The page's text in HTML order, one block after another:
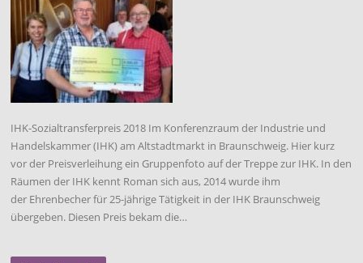
IHK-Sozialtransferpreis 2018 Im Konferenzraum der Industrie und
Handelskammer (IHK) am Altstadtmarkt in Braunschweig. Hier kurz
vor der Preisverleihung ein Gruppenfoto auf der Treppe zur IHK. In den
Räumen der IHK kennt Roman sich aus, 2014 wurde ihm
der Ehrenbecher für 25-jährige Tätigkeit in der IHK Braunschweig
übergeben. Diesen Preis bekam die…